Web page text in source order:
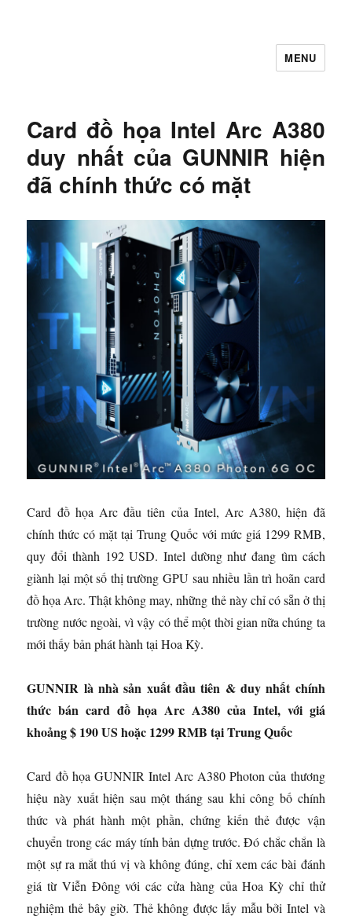
MENU
Card đồ họa Intel Arc A380
duy nhất của GUNNIR hiện
đã chính thức có mặt
Card đồ họa Arc đầu tiên của Intel, Arc A380, hiện đã
chính thức có mặt tại Trung Quốc với mức giá 1299 RMB,
quy đổi thành 192 USD. Intel dường như đang tìm cách
giành lại một số thị trường GPU sau nhiều lần trì hoãn card
đồ họa Arc. Thật không may, những thẻ này chỉ có sẵn ở thị
trường nước ngoài, vì vậy có thể một thời gian nữa chúng ta
mới thấy bản phát hành tại Hoa Kỳ.
GUNNIR là nhà sản xuất đầu tiên & duy nhất chính
thức bán card đồ họa Arc A380 của Intel, với giá
khoảng $ 190 US hoặc 1299 RMB tại Trung Quốc
Card đồ họa GUNNIR Intel Arc A380 Photon của thương
hiệu này xuất hiện sau một tháng sau khi công bố chính
thức và phát hành một phần, chứng kiến ​​thẻ được vận
chuyển trong các máy tính bản dựng trước. Đó chắc chắn là
một sự ra mắt thú vị và không đúng, chỉ xem các bài đánh
giá từ Viễn Đông với các cửa hàng của Hoa Kỳ chỉ thử
nghiệm thẻ bây giờ. Thẻ không được lấy mẫu bởi Intel và